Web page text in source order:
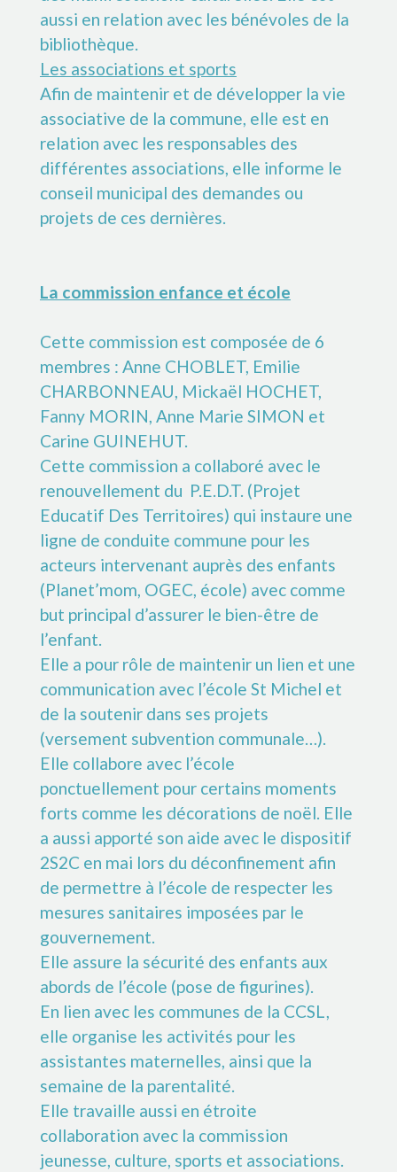
aussi en relation avec les bénévoles de la
bibliothèque.
Les associations et sports
Afin de maintenir et de développer la vie
associative de la commune, elle est en
relation avec les responsables des
différentes associations, elle informe le
conseil municipal des demandes ou
projets de ces dernières.
La commission enfance et école
Cette commission est composée de 6
membres : Anne CHOBLET, Emilie
CHARBONNEAU, Mickaël HOCHET,
Fanny MORIN, Anne Marie SIMON et
Carine GUINEHUT.
Cette commission a collaboré avec le
renouvellement du P.E.D.T. (Projet
Educatif Des Territoires) qui instaure une
ligne de conduite commune pour les
acteurs intervenant auprès des enfants
(Planet’mom, OGEC, école) avec comme
but principal d’assurer le bien-être de
l’enfant.
Elle a pour rôle de maintenir un lien et une
communication avec l’école St Michel et
de la soutenir dans ses projets
(versement subvention communale…).
Elle collabore avec l’école
ponctuellement pour certains moments
forts comme les décorations de noël. Elle
a aussi apporté son aide avec le dispositif
2S2C en mai lors du déconfinement afin
de permettre à l’école de respecter les
mesures sanitaires imposées par le
gouvernement.
Elle assure la sécurité des enfants aux
abords de l’école (pose de figurines).
En lien avec les communes de la CCSL,
elle organise les activités pour les
assistantes maternelles, ainsi que la
semaine de la parentalité.
Elle travaille aussi en étroite
collaboration avec la commission
jeunesse, culture, sports et associations.